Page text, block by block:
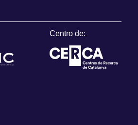
Centro de: